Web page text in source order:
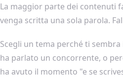
La maggior parte dei contenuti
venga scritta una sola parola.
Scegli un tema perché ti
ha parlato un concorrente, o
ha avuto il momento "e se